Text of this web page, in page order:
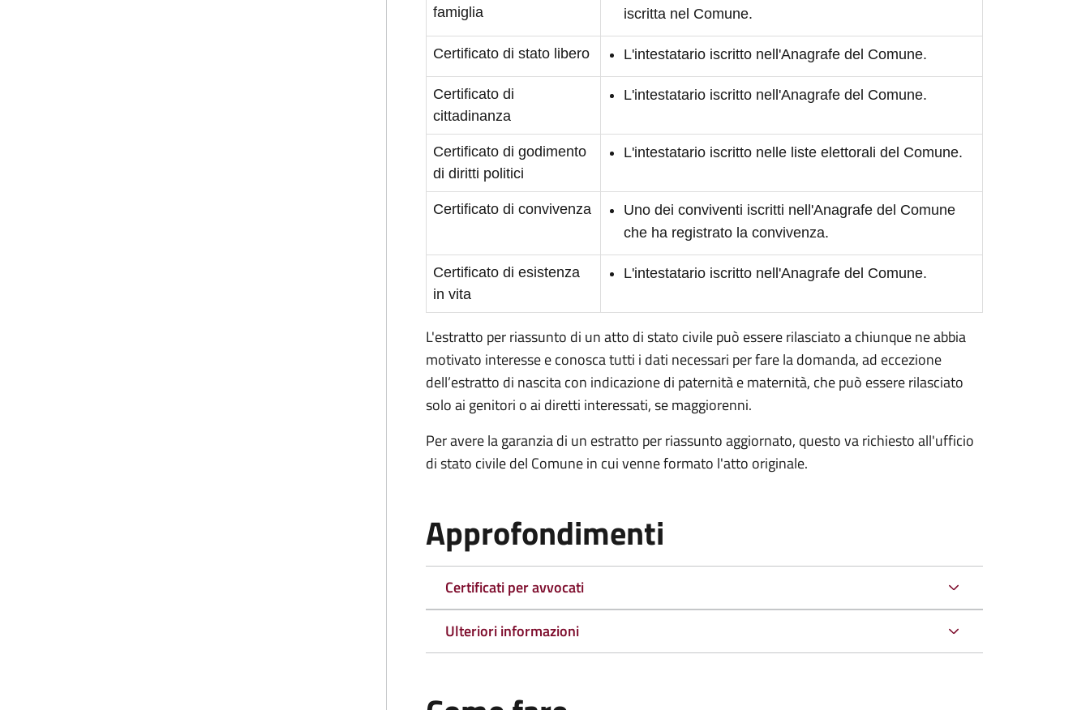
famiglia
iscritta nel Comune.
Certificato di stato libero L'intestatario iscritto nell'Anagrafe del Comune.
Certificato di
cittadinanza
L'intestatario iscritto nell'Anagrafe del Comune.
Certificato di godimento
di diritti politici
L'intestatario iscritto nelle liste elettorali del Comune.
Certificato di convivenza
Uno dei conviventi iscritti nell'Anagrafe del Comune
che ha registrato la convivenza.
Certificato di esistenza
in vita
L'intestatario iscritto nell'Anagrafe del Comune.
L'estratto per riassunto di un atto di stato civile può essere rilasciato a chiunque ne abbia
motivato interesse e conosca tutti i dati necessari per fare la domanda, ad eccezione
dell’estratto di nascita con indicazione di paternità e maternità, che può essere rilasciato
solo ai genitori o ai diretti interessati, se maggiorenni.
Per avere la garanzia di un estratto per riassunto aggiornato, questo va richiesto all'ufficio
di stato civile del Comune in cui venne formato l'atto originale.
Approfondimenti
Certificati per avvocati
Ulteriori informazioni